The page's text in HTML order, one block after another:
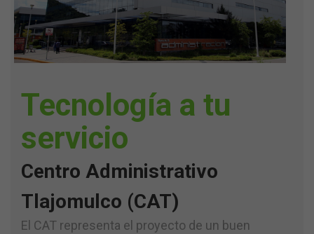
Tecnología a tu
servicio
Centro Administrativo
Tlajomulco (CAT)
El CAT representa el proyecto de un buen